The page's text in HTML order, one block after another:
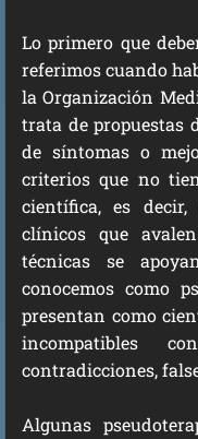
Lo primero que
referimos cuando
la Organización
trata de propuestas
de síntomas o
criterios que no
científica, es
clínicos que
técnicas se
conocemos como
presentan como
incompatibles
contradicciones,
Algunas